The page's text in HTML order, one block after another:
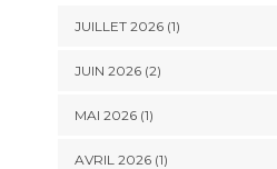
JUILLET 2026(1)
JUIN 2026(2)
MAI 2026(1)
AVRIL 2026(1)